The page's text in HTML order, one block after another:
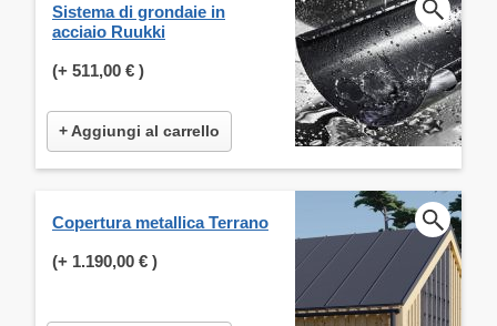
Sistema di grondaie in
acciaio Ruukki
(+ 511,00 € )
+ Aggiungi al carrello
Copertura metallica Terrano
(+ 1.190,00 € )